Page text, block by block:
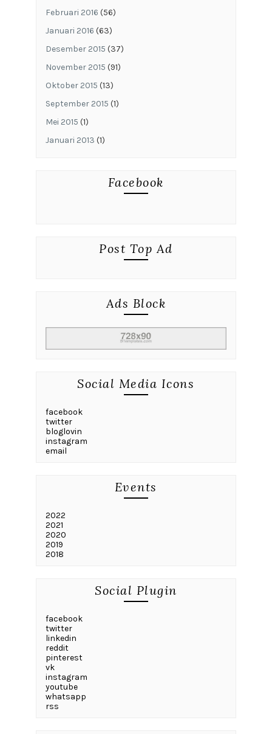
Februari 2016 (56)
Januari 2016 (63)
Desember 2015 (37)
November 2015 (91)
Oktober 2015 (13)
September 2015 (1)
Mei 2015 (1)
Januari 2013 (1)
Facebook
Post Top Ad
Ads Block
Social Media Icons
facebook
twitter
bloglovin
instagram
email
Events
2022
2021
2020
2019
2018
Social Plugin
facebook
twitter
linkedin
reddit
pinterest
vk
instagram
youtube
whatsapp
rss